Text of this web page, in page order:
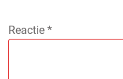
Reactie *